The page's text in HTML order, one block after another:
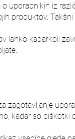
uporabnikih iz
produktov.
lahko kadarkoli
zagotavljanje
kadar so piškotki